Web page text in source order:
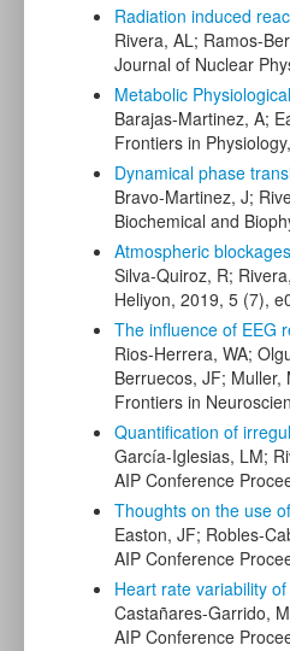
Radiation induced
Rivera, AL; Ramos-
Journal of Nuclear
Metabolic
Barajas-Martinez, A;
Frontiers in
Dynamical phase
Bravo-Martinez, J;
Biochemical and
Atmospheric
Silva-Quiroz, R;
Heliyon, 2019, 5 (7),
The influence of EEG
Rios-Herrera, WA;
Berruecos, JF; Muller,
Frontiers in
Quantification of
García-Iglesias, LM;
AIP Conference
Thoughts on the use
Easton, JF; Robles-
AIP Conference
Heart rate variability
Castañares-Garrido,
AIP Conference